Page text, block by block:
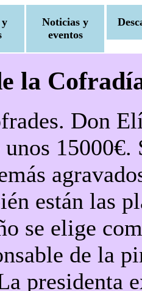
Noticias y
eventos
la
Don
están las
se elige
de la
presidenta